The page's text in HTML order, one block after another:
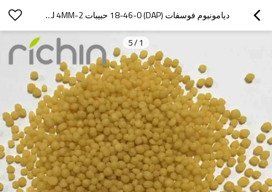
ديامونيوم فوسفات (DAP) 18-46-0 حبيبات 2-4MM لون أصفر
1
/
5